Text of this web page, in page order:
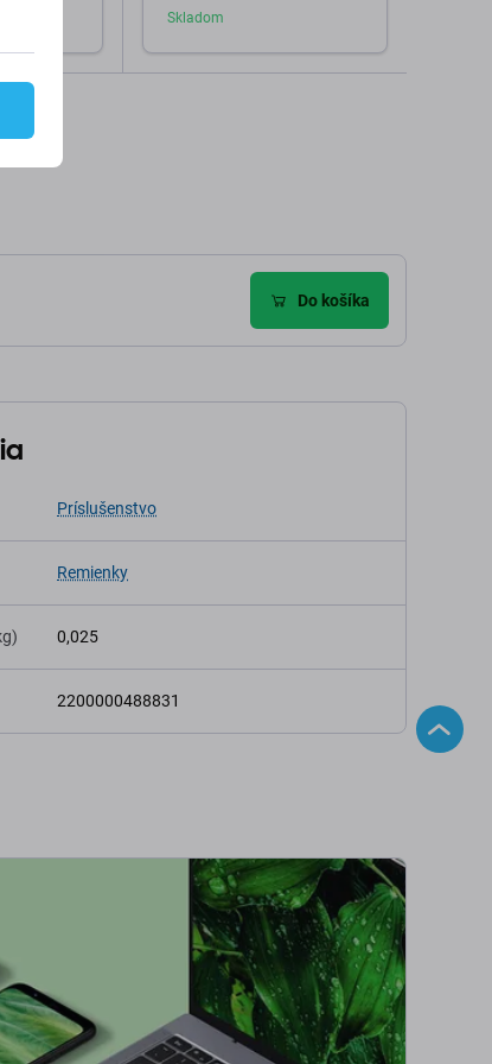
Skladom
Do košíka
Príslušenstvo
Remienky
0,025
2200000488831